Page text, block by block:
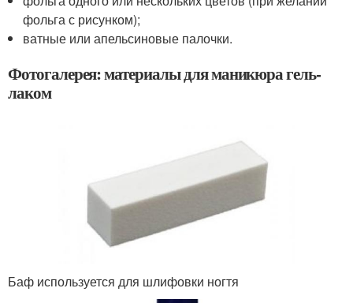
фольга с рисунком);
ватные или апельсиновые палочки.
Фотогалерея: материалы для маникюра гель-
лаком
Баф используется для шлифовки ногтя